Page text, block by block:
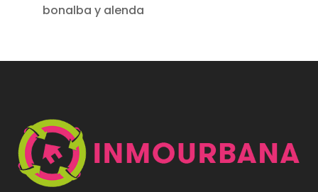
bonalba y alenda